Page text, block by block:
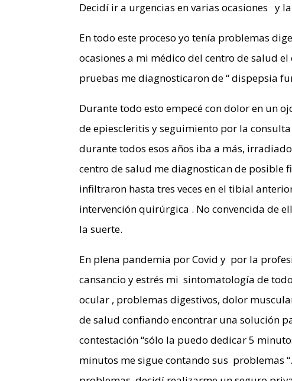
Decidí ir a urgencias en varias ocasiones y
En todo este proceso yo tenía problemas
ocasiones a mi médico del centro de salud
pruebas me diagnosticaron de “ dispepsia
Durante todo esto empecé con dolor en un
de epiescleritis y seguimiento por la
durante todos esos años iba a más,
centro de salud me diagnostican de
infiltraron hasta tres veces en el tibial
intervención quirúrgica . No convencida de
la suerte.
En plena pandemia por Covid y por la
cansancio y estrés mi sintomatología de
ocular , problemas digestivos, dolor
de salud confiando encontrar una solución
contestación “sólo la puedo dedicar 5
minutos me sigue contando sus problemas